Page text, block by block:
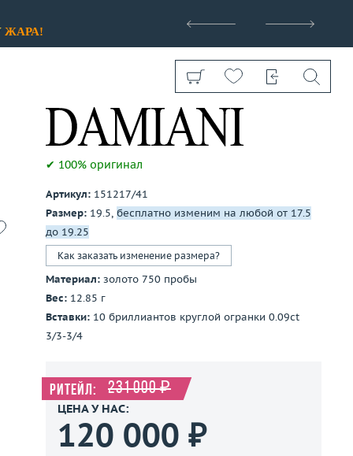
ЖАРА!
Показать все
✔ 100% оригинал
Артикул: 151217/41
Размер: 19.5, бесплатно изменим на любой от 17.5
до 19.25
Как заказать изменение размера?
Материал: золото 750 пробы
Вес: 12.85 г
Вставки: 10 бриллиантов круглой огранки 0.09ct
3/3-3/4
Ритейл: 231 000 ₽
ЦЕНА У НАС:
120 000 ₽